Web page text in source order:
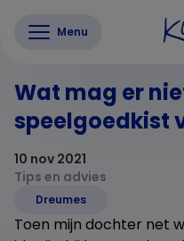
Menu
Wat mag er
speelgoedkist
10 nov 2021
Tips en advies
Dreumes
Toen mijn dochter net